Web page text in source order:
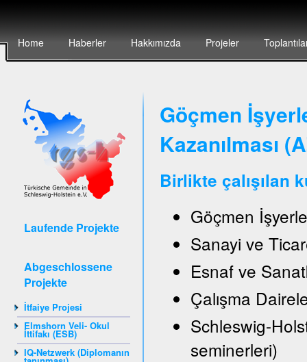
Home Haberler Hakkımızda Projeler
Laufende Projekte
Abgeschlossene
Projekte
İtfaiye Projesi
Elmshorn Veli- Okul
İttifakı (ESB)
IQ-Netzwerk (Diplomanın
Göçmen
Kazanılması
Birlikte çalışılan
Göçmen
Sanayi ve
Esnaf ve
Çalışma
Schleswig-
seminerleri)